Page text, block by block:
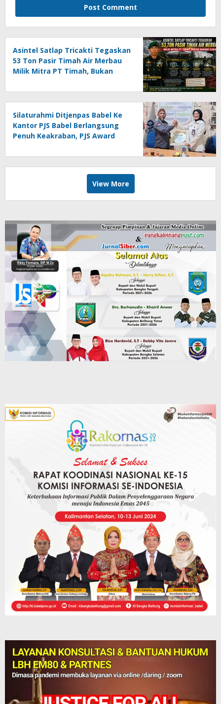
Asintel Satlap Tricakti Tegaskan
53 Ton Pasir Timah Air Merbau
Milik Mitra PT Timah, Bukan
Silaturahmi Ditjenpas Babel Ke
Kantor PJS Babel Berlangsung
Penuh Keakraban, PJS Award
Agustina
View More